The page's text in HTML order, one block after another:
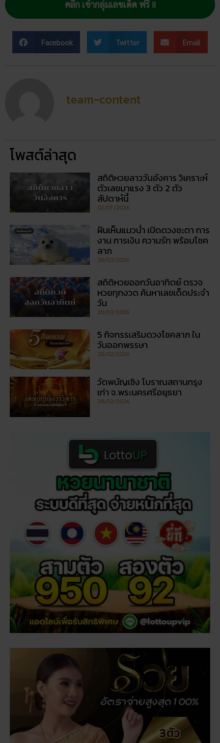
โพสต์ล่าสุด
สัปดาห์นี้
02/07/2026
สถิติหวยออกวันอาทิตย์ ตรวจ
หวยทุกงวด ค้นหาเลขเด็ดประจำ
วัน
30/03/2026
5 กิจกรรเสริมดวงโชคลาภ ใน
วันออกพรรษา
28/02/2026
วัดพนัญเชิง โบราณสถานกรุง
เก่า จ.พระนครศรีอยุธยา
28/02/2026